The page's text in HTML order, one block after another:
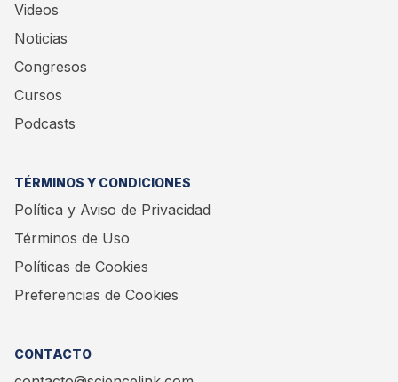
Videos
Noticias
Congresos
Cursos
Podcasts
TÉRMINOS Y CONDICIONES
Política y Aviso de Privacidad
Términos de Uso
Políticas de Cookies
Preferencias de Cookies
CONTACTO